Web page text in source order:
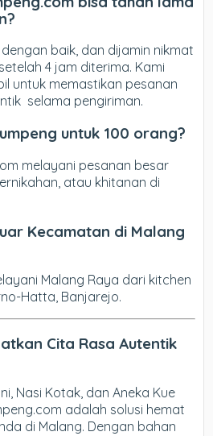
baik, dan dijamin nikmat
4 jam diterima. Kami
untuk memastikan pesanan
selama pengiriman.
untuk 100 orang?
melayani pesanan besar
atau khitanan di
Kecamatan di Malang
Malang Raya dari kitchen
Hatta, Banjarejo.
Cita Rasa Autentik
Nasi Kotak, dan Aneka Kue
adalah solusi hemat
di Malang. Dengan bahan